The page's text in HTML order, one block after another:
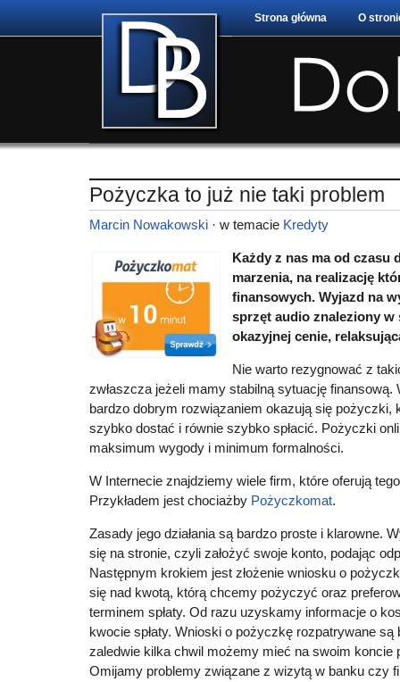
Strona główna O
Pożyczka to już nie taki problem
Marcin Nowakowski · w temacie Kredyty
Każdy z nas ma od czasu
marzenia, na realizację
finansowych. Wyjazd na
sprzęt audio znaleziony
okazyjnej cenie,
Nie warto rezygnować z
zwłaszcza jeżeli mamy stabilną sytuację finansową.
bardzo dobrym rozwiązaniem okazują się pożyczki,
szybko dostać i równie szybko spłacić. Pożyczki
maksimum wygody i minimum formalności.
W Internecie znajdziemy wiele firm, które oferują
Przykładem jest chociażby Pożyczkomat.
Zasady jego działania są bardzo proste i klarowne.
się na stronie, czyli założyć swoje konto, podając
Następnym krokiem jest złożenie wniosku o
się nad kwotą, którą chcemy pożyczyć oraz
terminem spłaty. Od razu uzyskamy informacje o
kwocie spłaty. Wnioski o pożyczkę rozpatrywane
zaledwie kilka chwil możemy mieć na swoim koncie
Omijamy problemy związane z wizytą w banku czy